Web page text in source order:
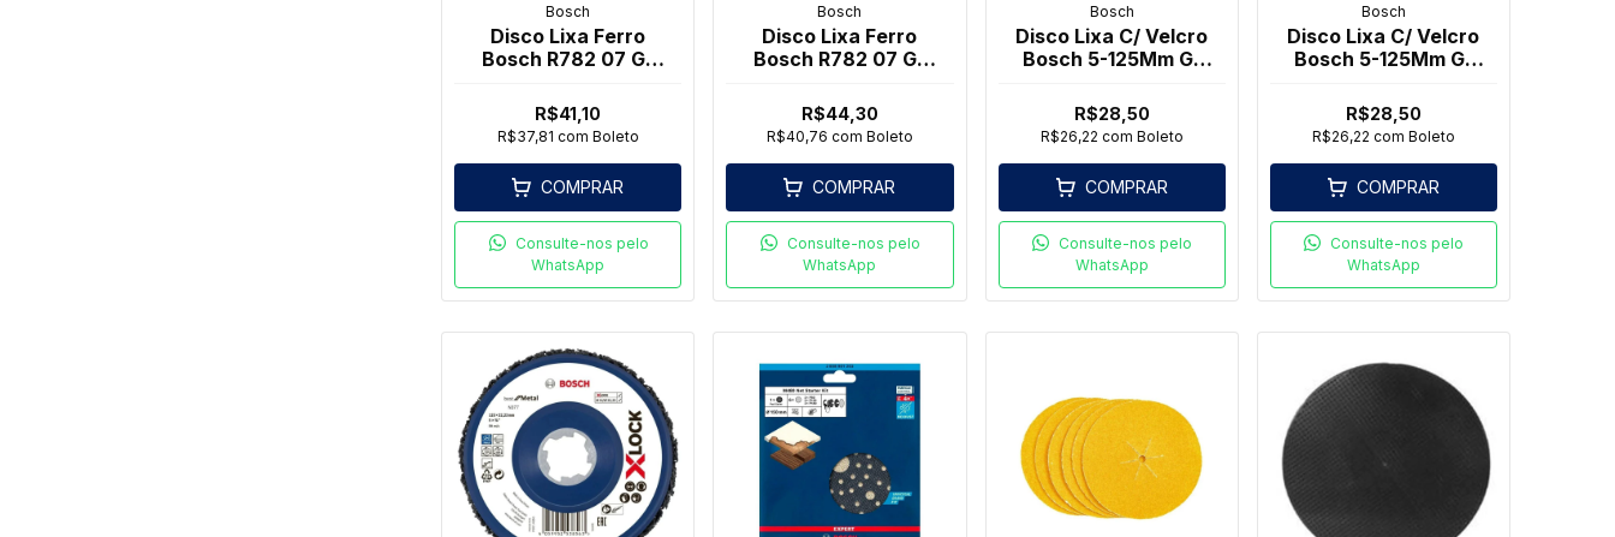
Bosch
Disco Lixa Ferro
Bosch R782 07 G-
R$41,10
R$37,81 com Boleto
COMPRAR
Consulte-nos pelo
WhatsApp
Bosch
Disco Lixa Ferro
Bosch R782 07 G-
R$44,30
R$40,76 com Boleto
COMPRAR
Consulte-nos pelo
WhatsApp
Bosch
Disco Lixa C/ Velcro
Bosch 5-125Mm G-
R$28,50
R$26,22 com Boleto
COMPRAR
Consulte-nos pelo
WhatsApp
Bosch
Disco Lixa C/ Velcro
Bosch 5-125Mm G-
R$28,50
R$26,22 com Boleto
COMPRAR
Consulte-nos pelo
WhatsApp